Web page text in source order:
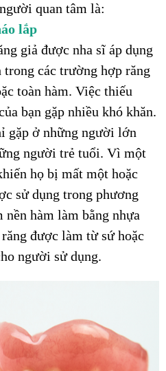
quan tâm là:
lắp
giả được nha sĩ áp dụng
trong các trường hợp răng
toàn hàm. Việc thiếu
bạn gặp nhiều khó khăn.
gặp ở những người lớn
người trẻ tuổi. Vì một
họ bị mất một hoặc
sử dụng trong phương
nền hàm làm bằng nhựa
được làm từ sứ hoặc
người sử dụng.